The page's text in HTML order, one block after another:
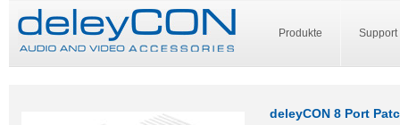
Produkte Support
deleyCON 8 Port